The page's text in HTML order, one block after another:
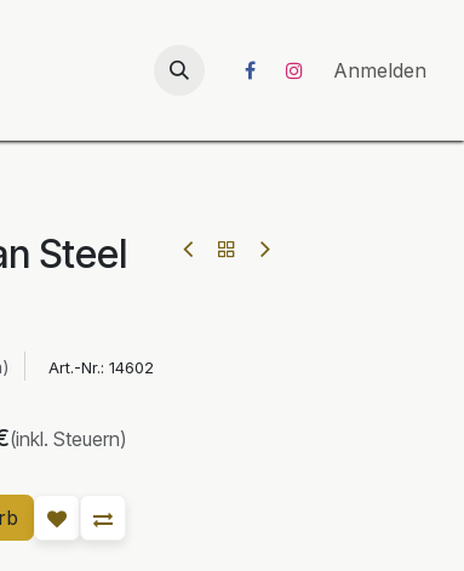
Launch 2026 Anmelden
Steel
Art.-Nr.: 14602
(inkl. Steuern)